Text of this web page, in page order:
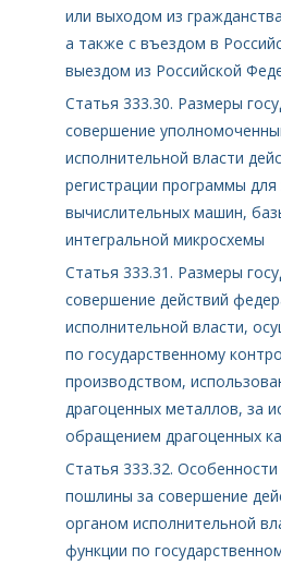
или выходом из
а также с въездом в
выездом из Российской
Статья 333.30. Размеры
совершение
исполнительной власти
регистрации программы
вычислительных машин,
интегральной микросхемы
Статья 333.31. Размеры
совершение действий
исполнительной власти,
по государственному
производством,
драгоценных металлов, за
обращением драгоценных
Статья 333.32.
пошлины за совершение
органом исполнительной
функции по